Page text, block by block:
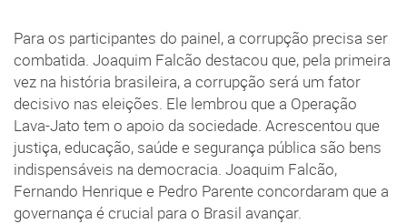
Para os participantes do painel, a corrupção precisa ser
combatida. Joaquim Falcão destacou que, pela primeira
vez na história brasileira, a corrupção será um fator
decisivo nas eleições. Ele lembrou que a Operação
Lava-Jato tem o apoio da sociedade. Acrescentou que
justiça, educação, saúde e segurança pública são bens
indispensáveis na democracia. Joaquim Falcão,
Fernando Henrique e Pedro Parente concordaram que a
governança é crucial para o Brasil avançar.